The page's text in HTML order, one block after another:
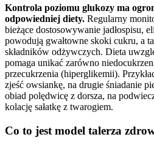
Kontrola poziomu glukozy ma
odpowiedniej diety. Regularny
bieżące dostosowywanie jadłospisu,
powodują gwałtowne skoki cukru, a
składników odżywczych. Dieta
pomaga unikać zarówno
przecukrzenia (hiperglikemii).
zjeść owsiankę, na drugie śniadanie
obiad polędwicę z dorsza, na
kolację sałatkę z twarogiem.
Co to jest model talerza